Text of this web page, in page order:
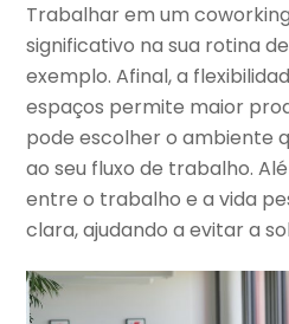
Trabalhar em um
significativo na sua rotina
exemplo. Afinal, a
espaços permite maior
pode escolher o ambiente
ao seu fluxo de trabalho.
entre o trabalho e a vida
clara, ajudando a evitar a